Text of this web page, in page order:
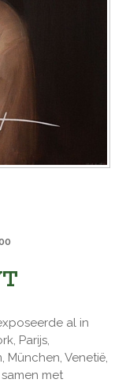
al in
Parijs,
München, Venetië,
met